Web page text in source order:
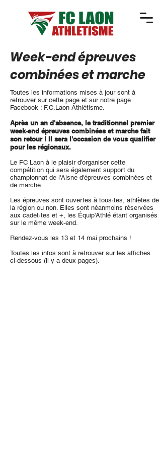
Week-end épreuves
combinées et marche
Toutes les informations mises à jour sont à
retrouver sur cette page et sur notre page
Facebook : F.C.Laon Athlétisme.
Après un an d'absence, le traditionnel premier
week-end épreuves combinées et marche fait
son retour ! Il sera l'occasion de vous qualifier
pour les régionaux.
Le FC Laon à le plaisir d'organiser cette
compétition qui sera également support du
championnat de l'Aisne d'épreuves combinées et
de marche.
Les épreuves sont ouvertes à tous·tes, athlètes de
la région ou non. Elles sont néanmoins réservées
aux cadet·tes et +, les Équip'Athlé étant organisés
sur le même week-end.
Rendez-vous les 13 et 14 mai prochains !
Toutes les infos sont à retrouver sur les affiches
ci-dessous (il y a deux pages).